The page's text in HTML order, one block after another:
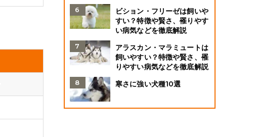
ビション・フリーゼは飼いや
すい？特徴や賢さ、罹りやす
い病気などを徹底解説
アラスカン・マラミュートは
飼いやすい？特徴や賢さ、罹
りやすい病気などを徹底解説
寒さに強い犬種10選